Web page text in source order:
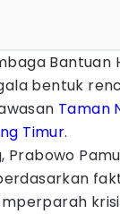
Bantuan
bentuk
Taman
Timur.
Prabowo